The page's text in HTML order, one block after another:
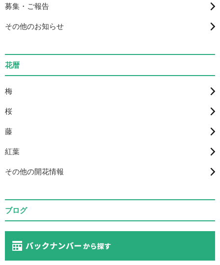
募集・ご報告
その他のお知らせ
花暦
梅
桜
藤
紅葉
その他の開花情報
ブログ